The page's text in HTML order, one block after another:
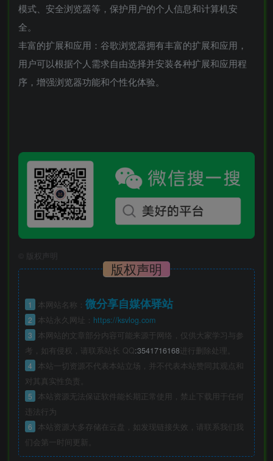
模式、安全浏览器等，保护用户的个人信息和计算机安
全。
丰富的扩展和应用：谷歌浏览器拥有丰富的扩展和应用，
用户可以根据个人需求自由选择并安装各种扩展和应用程
序，增强浏览器功能和个性化体验。
版权声明
版权声明
1 本网站名称： 微分享自媒体驿站
2 本站永久网址： https://ksvlog.com
3
本网站的文章部分内容可能来源于网络，仅供大家学习与参
考，如有侵权，请联系站长 QQ:3541716168进行删除处理。
4
本站一切资源不代表本站立场，并不代表本站赞同其观点和
对其真实性负责。
5
本站资源无法保证软件能长期正常使用，禁止下载用于任何
违法行为
6
本站资源大多存储在云盘，如发现链接失效，请联系我们我
们会第一时间更新。